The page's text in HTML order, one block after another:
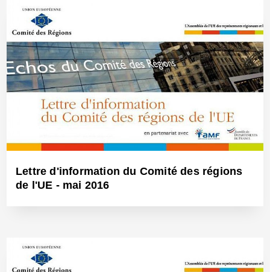
29 Juil 2016 - Réf: BW23811
Lettre d'information du Comité des régions
de l'UE - mai 2016